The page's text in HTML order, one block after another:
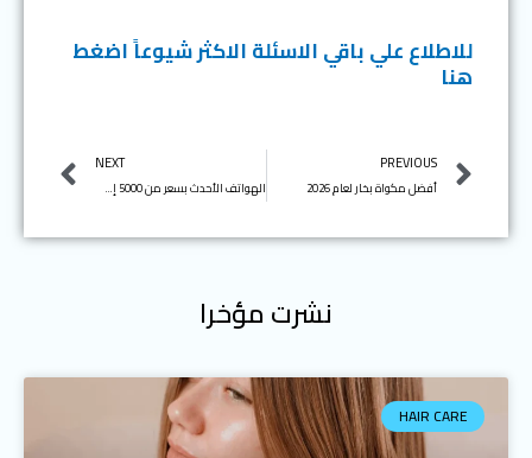
للاطلاع علي باقي الاسئلة الاكثر شيوعاً اضغط
هنا
Prev
PREVIOUS
أفضل مكواة بخار لعام 2026
NEXT
الهواتف الأحدث بسعر من 5000 إلى 6000 جنيهًا مصريًا
نشرت مؤخرا
HAIR CARE